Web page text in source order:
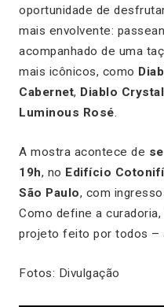
oportunidade de
mais envolvente:
acompanhado de uma
mais icônicos, como
Cabernet, Diablo
Luminous Rosé.
A mostra acontece de
19h, no Edifício
São Paulo, com
Como define a curadoria,
projeto feito por todos –
Fotos: Divulgação